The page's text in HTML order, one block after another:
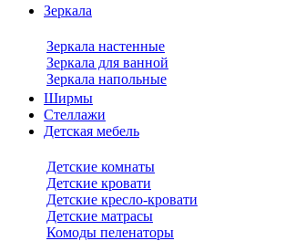
Зеркала
Зеркала настенные
Зеркала для ванной
Зеркала напольные
Ширмы
Стеллажи
Детская мебель
Детские комнаты
Детские кровати
Детские кресло-кровати
Детские матрасы
Комоды пеленаторы